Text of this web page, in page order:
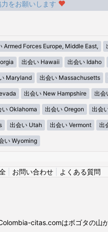
をお願いします
Armed Forces Europe, Middle East,
出会い Hawaii 出会い Idaho
Maryland 出会い Massachusetts
出会い New Hampshire 出会
い Oklahoma 出会い Oregon 出会
出会い Utah 出会い Vermont 出
い Wyoming
| お問い合わせ| よくある質問
citas.comはボゴタの山